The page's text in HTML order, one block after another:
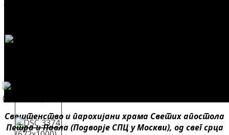
Свештенство и парохијани храма Светих апостола
Петра и Павла (Подворје СПЦ у Москви), од свег срца